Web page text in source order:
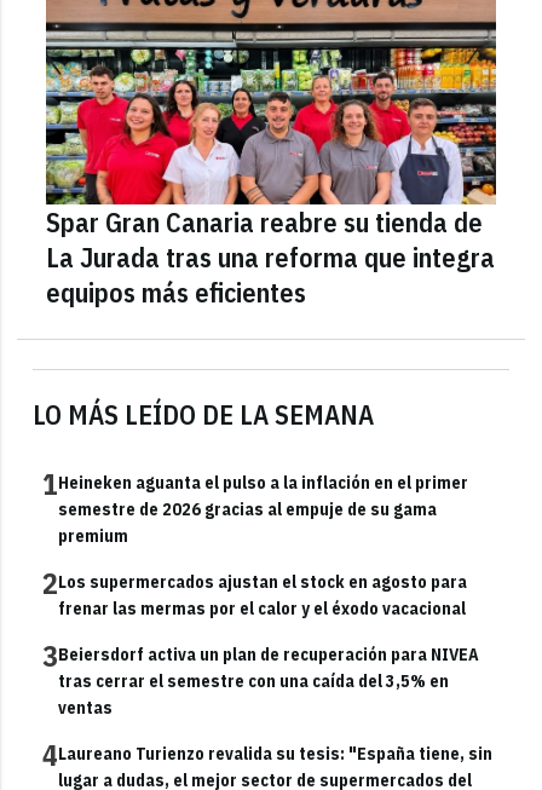
LO MÁS LEÍDO DE LA SEMANA
1Heineken aguanta el pulso a la inflación en el primer
semestre de 2026 gracias al empuje de su gama
premium
2Los supermercados ajustan el stock en agosto para
frenar las mermas por el calor y el éxodo vacacional
3Beiersdorf activa un plan de recuperación para NIVEA
tras cerrar el semestre con una caída del 3,5% en
ventas
4Laureano Turienzo revalida su tesis: "España tiene, sin
lugar a dudas, el mejor sector de supermercados del
Spar Gran Canaria reabre su tienda de
La Jurada tras una reforma que integra
equipos más eficientes